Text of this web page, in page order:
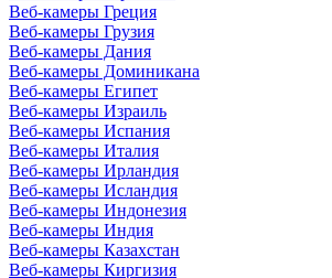
Веб-камеры Греция
Веб-камеры Грузия
Веб-камеры Дания
Веб-камеры Доминикана
Веб-камеры Египет
Веб-камеры Израиль
Веб-камеры Испания
Веб-камеры Италия
Веб-камеры Ирландия
Веб-камеры Исландия
Веб-камеры Индонезия
Веб-камеры Индия
Веб-камеры Казахстан
Веб-камеры Киргизия